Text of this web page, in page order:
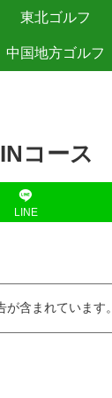
東北ゴルフ
中国地方ゴルフ
コース
LINE
が含まれています。